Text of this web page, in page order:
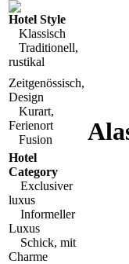
Hotel Style
Klassisch
Traditionell,
rustikal
Zeitgenössisch,
Design
Kurart,
Ferienort
Fusion
Hotel
Category
Exclusiver
luxus
Informeller
Luxus
Schick, mit
Charme